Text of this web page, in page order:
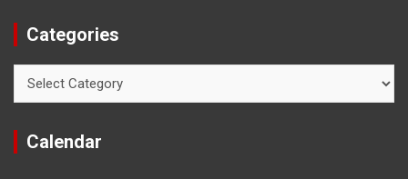
Categories
Calendar